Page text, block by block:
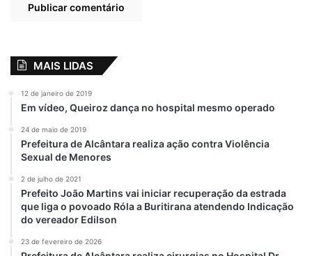
dito que não reconhecia facções e que não
iria mais separar presos de acordo com a
ligação com esses grupos.
Relacionado
Fiocruz Ceará
inaugura novas
26 de junho de 2018
Ceará: Namorado
MAIS LIDAS
12 de janeiro de 2019
Em vídeo, Queiroz dança no hospital mesmo operado
24 de maio de 2019
Prefeitura de Alcântara realiza ação contra Violência
Sexual de Menores
2 de julho de 2021
Prefeito João Martins vai iniciar recuperação da estrada
que liga o povoado Róla a Buritirana atendendo Indicação
do vereador Edilson
23 de fevereiro de 2026